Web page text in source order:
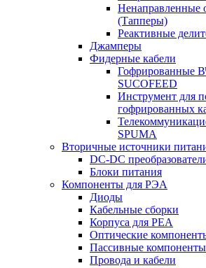
Ненаправленные
(Тапперы)
Реактивные
Джамперы
Фидерные кабели
Гофрированные
SUCOFEED
Инструмент для
гофрированных
SPUMA
Вторичные источники
DC-DC
Блоки питания
Компоненты для РЭА
Диоды
Кабельные сборки
Корпуса для РЕА
Оптические
Пассивные компоненты
Провода и кабели